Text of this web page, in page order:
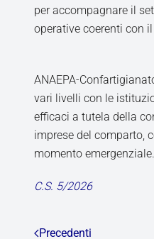
per accompagnare il
operative coerenti con
ANAEPA-
vari livelli con le
efficaci a tutela della
imprese del comparto,
momento emergenziale.
C.S. 5/2026
Precedenti